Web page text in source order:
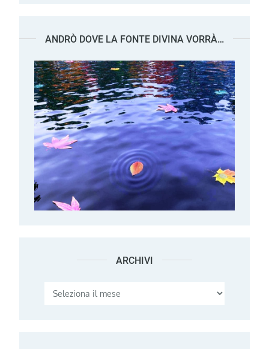
ANDRÒ DOVE LA FONTE DIVINA VORRÀ…
ARCHIVI Archivi